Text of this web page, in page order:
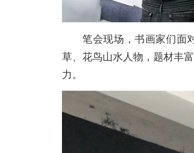
笔会现场，书画家们面
草、花鸟山水人物，题材丰
力。